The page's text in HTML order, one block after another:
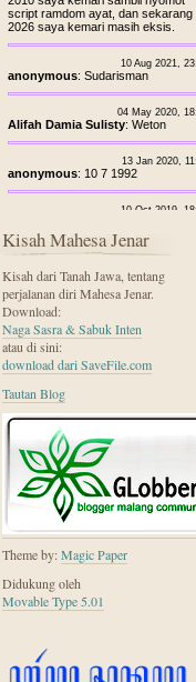
Kisah Mahesa Jenar
Kisah dari Tanah Jawa, tentang
perjalanan diri Mahesa Jenar.
Download:
Naga Sasra & Sabuk Inten
atau di sini:
download dari SaveFile.com
Tautan Blog
Theme by:Magic Paper
Didukung oleh
Movable Type 5.01